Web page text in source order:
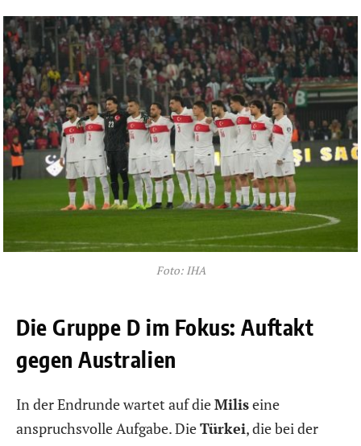
Foto: IHA
Die Gruppe D im Fokus: Auftakt
gegen Australien
In der Endrunde wartet auf dieMiliseine
anspruchsvolle Aufgabe. DieTürkei, die bei der